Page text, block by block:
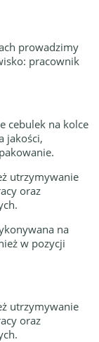
prowadzimy
pracownik
cebulek na kolce
jakości,
utrzymywanie
oraz
na
w pozycji
utrzymywanie
oraz